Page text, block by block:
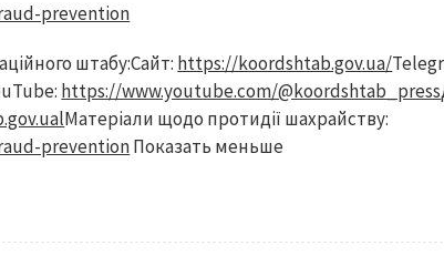
prevention
штабу:Сайт: https://koordshtab.gov.ua/
https://www.youtube.com/@koordshtab_press
Матеріали щодо протидії шахрайству:
preventionПоказать меньше